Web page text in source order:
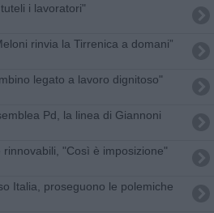
i lavoratori"
rinvia la Tirrenica a domani”
legato a lavoro dignitoso"
Pd, la linea di Giannoni
rinnovabili, "Così è imposizione"
Italia, proseguono le polemiche